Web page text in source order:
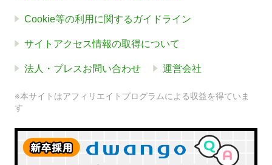
Cookie等の利用に関するガイドライン
サイトアクセス情報の取得について
法人・プレスお問い合わせ 運営会社
※本サイトはアフィリエイトプログラムによる収益を得ていま
す